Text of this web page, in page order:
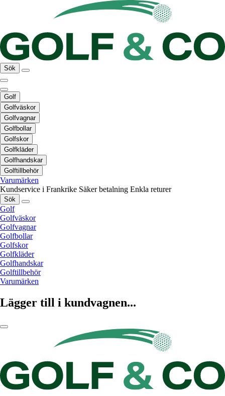
Sök
Golf
Golfväskor
Golfvagnar
Golfbollar
Golfskor
Golfkläder
Golfhandskar
Golftillbehör
Varumärken
Kundservice i Frankrike Säker betalning Enkla returer
Sök
Golf
Golfväskor
Golfvagnar
Golfbollar
Golfskor
Golfkläder
Golfhandskar
Golftillbehör
Varumärken
Lägger till i kundvagnen...